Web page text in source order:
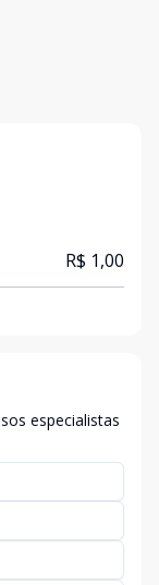
R$ 1,00
especialistas